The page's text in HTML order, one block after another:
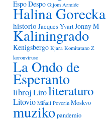
Espo Despo Gijom Armide
Halina Gorecka
historio Jacques YvartJonny M
Kaliningrado
Kenigsbergo Kjara Komitatano Z
koronviruso
La Ondo de
Esperanto
librojLiroliteraturo
Litovio Miĥail Povorin Moskvo
muzikopandemio